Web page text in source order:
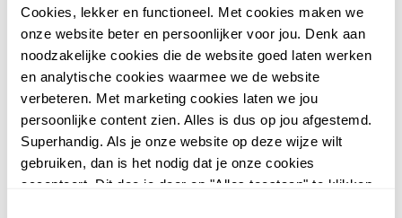
Cookies, lekker en functioneel. Met cookies maken we
onze website beter en persoonlijker voor jou. Denk aan
noodzakelijke cookies die de website goed laten werken
en analytische cookies waarmee we de website
verbeteren. Met marketing cookies laten we jou
persoonlijke content zien. Alles is dus op jou afgestemd.
Superhandig. Als je onze website op deze wijze wilt
gebruiken, dan is het nodig dat je onze cookies
accepteert. Dit doe je door op "Alles toestaan" te klikken.